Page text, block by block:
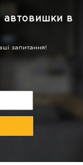
автовишки в
запитання!